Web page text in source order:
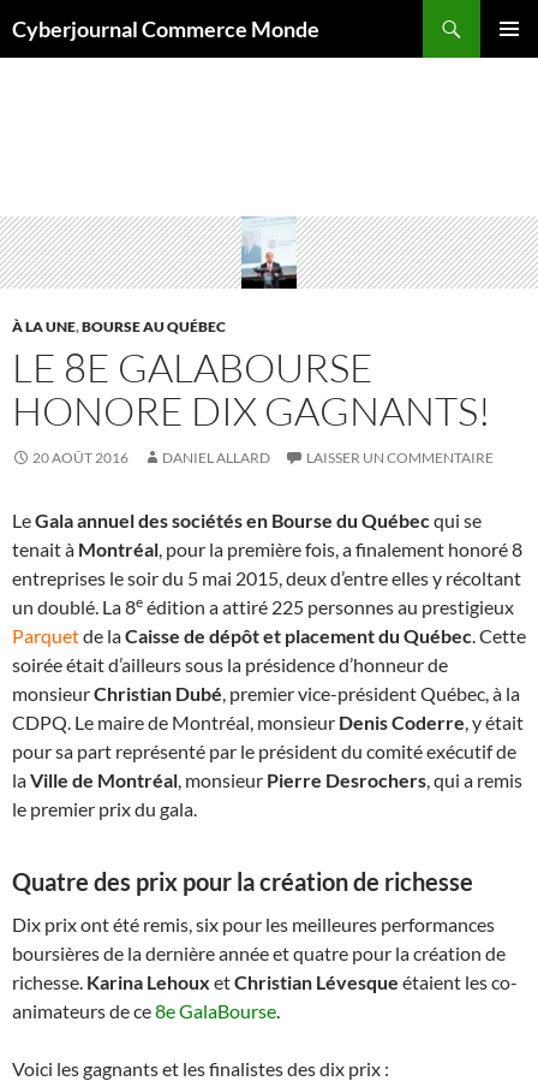
auCyberjournal Commerce Monde
À LA UNE,BOURSE AU QUÉBEC
LE 8E GALABOURSE
HONORE DIX GAGNANTS!
20 AOÛT 2016 DANIEL ALLARD LAISSER UN COMMENTAIRE
LeGala annuel des sociétés en Bourse du Québecqui se
tenait à Montréal, pour la première fois, a finalement honoré 8
entreprises le soir du 5 mai 2015, deux d’entre elles y récoltant
un doublé. La 8e édition a attiré 225 personnes au prestigieux
Parquetde laCaisse de dépôt et placement du Québec. Cette
soirée était d’ailleurs sous la présidence d’honneur de
monsieurChristian Dubé, premier vice-président Québec, à la
CDPQ. Le maire de Montréal, monsieur Denis Coderre, y était
pour sa part représenté par le président du comité exécutif de
laVille de Montréal, monsieur Pierre Desrochers, qui a remis
le premier prix du gala.
Quatre des prix pour la création de richesse
Dix prix ont été remis, six pour les meilleures performances
boursières de la dernière année et quatre pour la création de
richesse. Karina Lehoux etChristian Lévesque étaient les co-
animateurs de ce8e GalaBourse.
Voici les gagnants et les finalistes des dix prix :